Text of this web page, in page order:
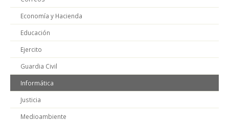
Economía y Hacienda
Educación
Ejercito
Guardia Civil
Informática
Justicia
Medioambiente